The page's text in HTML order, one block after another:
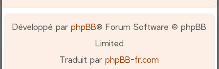
Développé parphpBB® Forum Software © phpBB
Limited
Traduit parphpBB-fr.com